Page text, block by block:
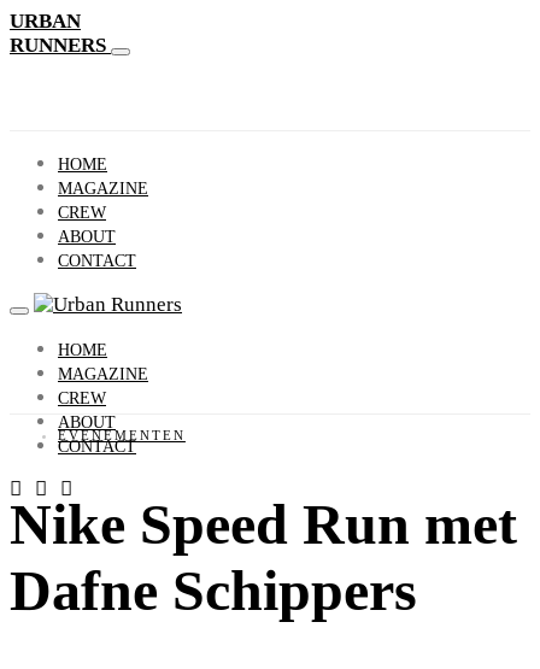
URBAN
RUNNERS
HOME
MAGAZINE
CREW
ABOUT
CONTACT
HOME
MAGAZINE
CREW
ABOUT
CONTACT
EVENEMENTEN
Nike Speed Run met
Dafne Schippers